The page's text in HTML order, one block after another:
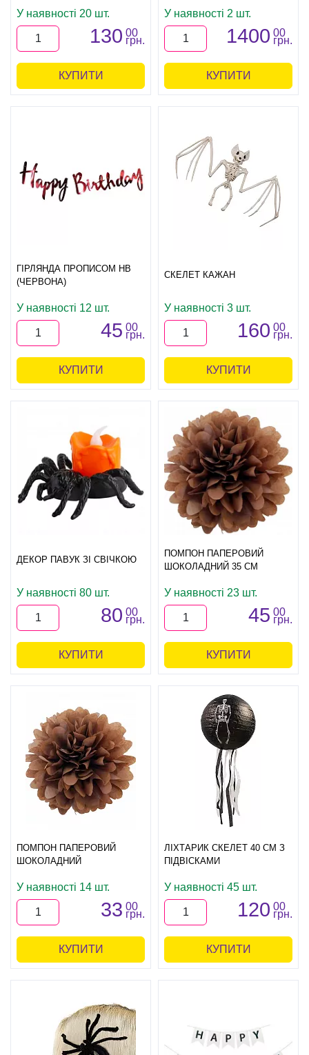
У наявності 20 шт.
130 00
грн.
КУПИТИ
У наявності 2 шт.
1400 00
грн.
КУПИТИ
ГІРЛЯНДА ПРОПИСОМ HB
(ЧЕРВОНА)
У наявності 12 шт.
45 00
грн.
КУПИТИ
СКЕЛЕТ КАЖАН
У наявності 3 шт.
160 00
грн.
КУПИТИ
ДЕКОР ПАВУК ЗІ СВІЧКОЮ
У наявності 80 шт.
80 00
грн.
КУПИТИ
ПОМПОН ПАПЕРОВИЙ
ШОКОЛАДНИЙ 35 СМ
У наявності 23 шт.
45 00
грн.
КУПИТИ
ПОМПОН ПАПЕРОВИЙ
ШОКОЛАДНИЙ
У наявності 14 шт.
33 00
грн.
КУПИТИ
ЛІХТАРИК СКЕЛЕТ 40 СМ З
ПІДВІСКАМИ
У наявності 45 шт.
120 00
грн.
КУПИТИ